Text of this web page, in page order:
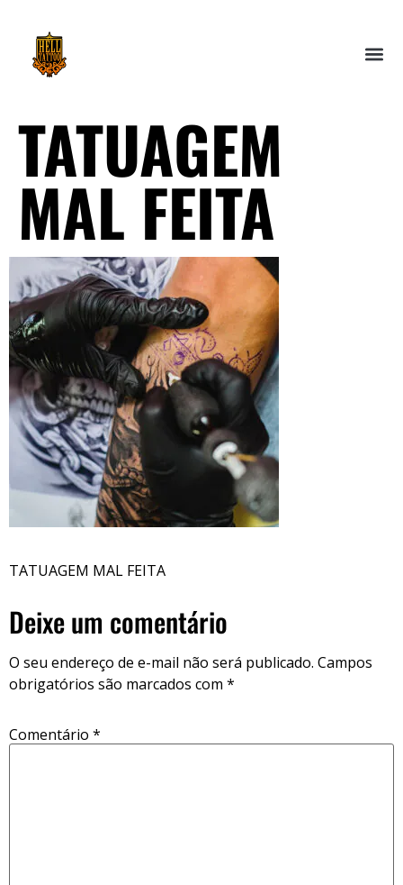
TATUAGEM
MAL FEITA
TATUAGEM MAL FEITA
Deixe um comentário
O seu endereço de e-mail não será publicado. Campos
obrigatórios são marcados com *
Comentário *